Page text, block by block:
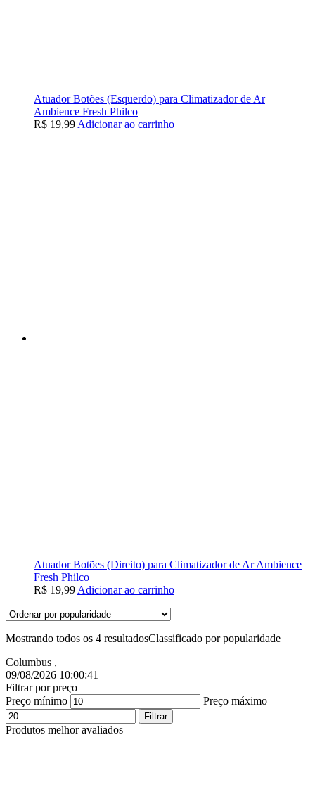
Atuador Botões (Esquerdo) para Climatizador de Ar
Ambience Fresh Philco
R$ 19,99Adicionar ao carrinho
Atuador Botões (Direito) para Climatizador de Ar Ambience
Fresh Philco
R$ 19,99Adicionar ao carrinho
Mostrando todos os 4 resultadosClassificado por popularidade
Columbus ,
09/08/2026 10:00:42
Filtrar por preço
Preço mínimo
Preço máximo
Filtrar
Produtos melhor avaliados